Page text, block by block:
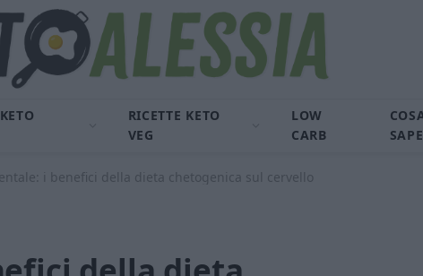
RICETTE KETO
VEG
LOW
CARB
i benefici della dieta chetogenica sul cervello